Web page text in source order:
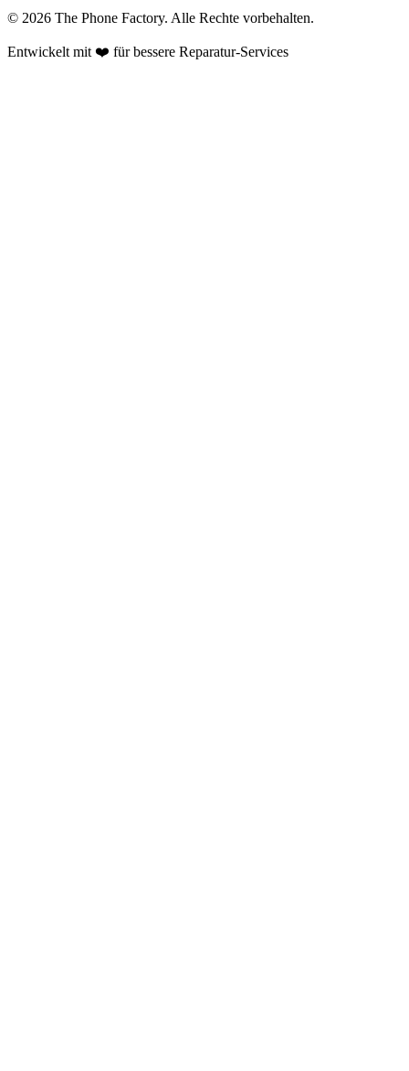
© 2026 The Phone Factory. Alle Rechte vorbehalten.
Entwickelt mit ❤️ für bessere Reparatur-Services